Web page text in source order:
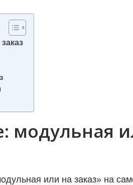
модульная
или на заказ» на